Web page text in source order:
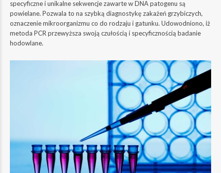
specyficzne i unikalne sekwencje zawarte w DNA patogenu są
powielane. Pozwala to na szybką diagnostykę zakażeń grzybiczych,
oznaczenie mikroorganizmu co do rodzaju i gatunku. Udowodniono, iż
metoda PCR przewyższa swoją czułością i specyficznością badanie
hodowlane.